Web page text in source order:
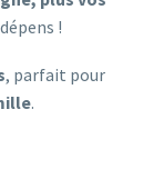
!
, parfait pour
.